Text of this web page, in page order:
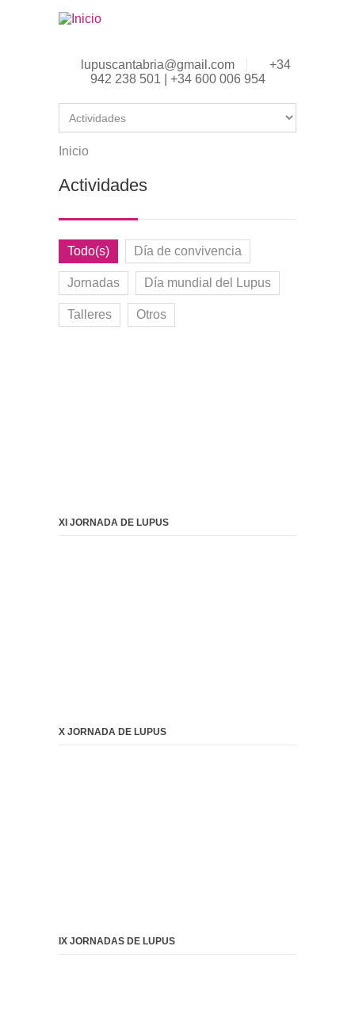
lupuscantabria@gmail.com
+34
942 238 501 | +34 600 006 954
Se encuentra usted aquí
Inicio
Actividades
Todo(s) Día de convivencia
Jornadas Día mundial del Lupus
Talleres Otros
XI JORNADA DE LUPUS
X JORNADA DE LUPUS
IX JORNADAS DE LUPUS